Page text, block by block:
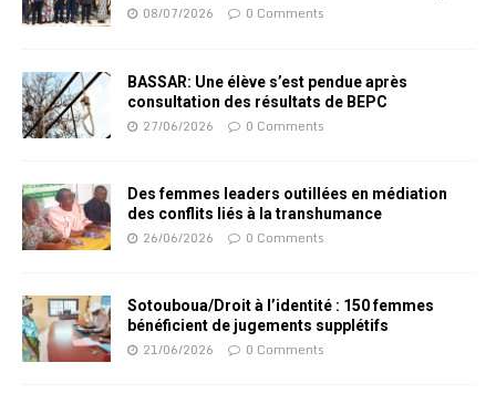
08/07/2026 0 Comments
BASSAR: Une élève s’est pendue après
consultation des résultats de BEPC
27/06/2026 0 Comments
Des femmes leaders outillées en médiation
des conflits liés à la transhumance
26/06/2026 0 Comments
Sotouboua/Droit à l’identité : 150 femmes
bénéficient de jugements supplétifs
21/06/2026 0 Comments